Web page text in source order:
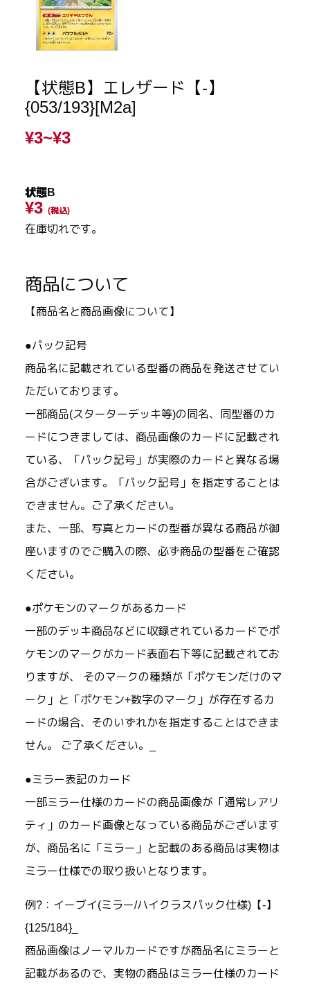
【状態B】エレザード【-】
{053/193}[M2a]
¥3~¥3
状態B
¥3 (税込)
在庫切れです。
商品について
【商品名と商品画像について】
●パック記号
商品名に記載されている型番の商品を発送させてい
ただいております。
一部商品(スターターデッキ等)の同名、同型番のカ
ードにつきましては、商品画像のカードに記載され
ている、「パック記号」が実際のカードと異なる場
合がございます。「パック記号」を指定することは
できません。ご了承ください。
また、一部、写真とカードの型番が異なる商品が御
座いますのでご購入の際、必ず商品の型番をご確認
ください。
●ポケモンのマークがあるカード
一部のデッキ商品などに収録されているカードでポ
ケモンのマークがカード表面右下等に記載されてお
りますが、 そのマークの種類が「ポケモンだけのマ
ーク」と「ポケモン+数字のマーク」が存在するカ
ードの場合、そのいずれかを指定することはできま
せん。 ご了承ください。_
●ミラー表記のカード
一部ミラー仕様のカードの商品画像が「通常レアリ
ティ」のカード画像となっている商品がございます
が、商品名に「ミラー」と記載のある商品は実物は
ミラー仕様での取り扱いとなります。
例?：イーブイ(ミラー/ハイクラスパック仕様)【-】
{125/184}_
商品画像はノーマルカードですが商品名にミラーと
記載があるので、実物の商品はミラー仕様のカード